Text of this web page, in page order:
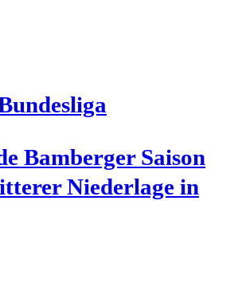
Bam­ber­ger Sai­son
Nie­der­la­ge in